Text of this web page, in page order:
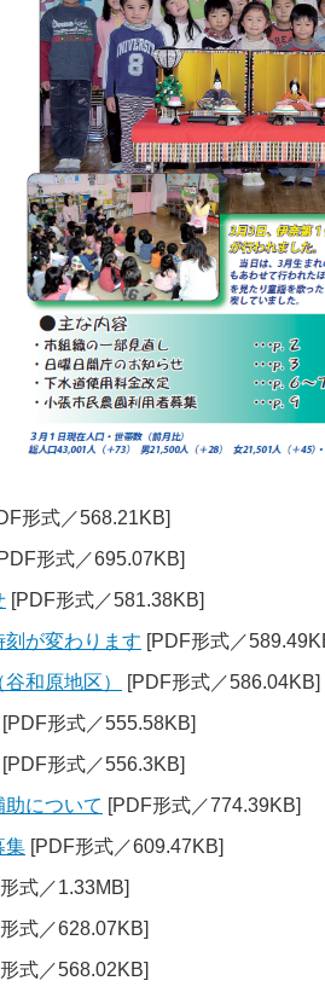
形式／568.21KB]
形式／695.07KB]
[PDF形式／581.38KB]
刻が変わります [PDF形式／
和原地区）
[PDF形式／586.04KB]
[PDF形式／555.58KB]
[PDF形式／556.3KB]
助について [PDF形式／774.39KB]
集 [PDF形式／609.47KB]
式／1.33MB]
式／628.07KB]
式／568.02KB]